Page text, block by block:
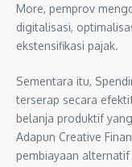
More, pemprov
digitalisasi,
ekstensifikasi pajak.
Sementara itu,
terserap secara
belanja produktif
Adapun Creative
pembiayaan